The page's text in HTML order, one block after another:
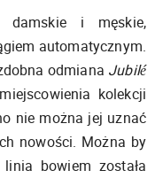
damskie i męskie,
automatycznym.
odmiana Jubilé
kolekcji
nie można jej uznać
nowości. Można by
bowiem została